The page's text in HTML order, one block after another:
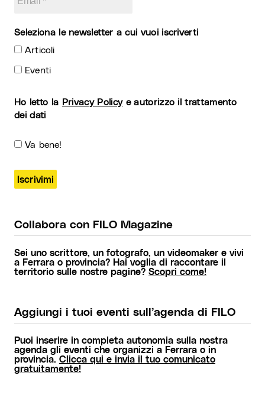
Seleziona le newsletter a cui vuoi iscriverti
Articoli
Eventi
Ho letto la Privacy Policye autorizzo il trattamento
dei dati
Va bene!
Collabora con FILO Magazine
Sei uno scrittore, un fotografo, un videomaker e vivi
a Ferrara o provincia? Hai voglia di raccontare il
territorio sulle nostre pagine? Scopri come!
Aggiungi i tuoi eventi sull’agenda di FILO
Puoi inserire in completa autonomia sulla nostra
agenda gli eventi che organizzi a Ferrara o in
provincia. Clicca qui e invia il tuo comunicato
gratuitamente!